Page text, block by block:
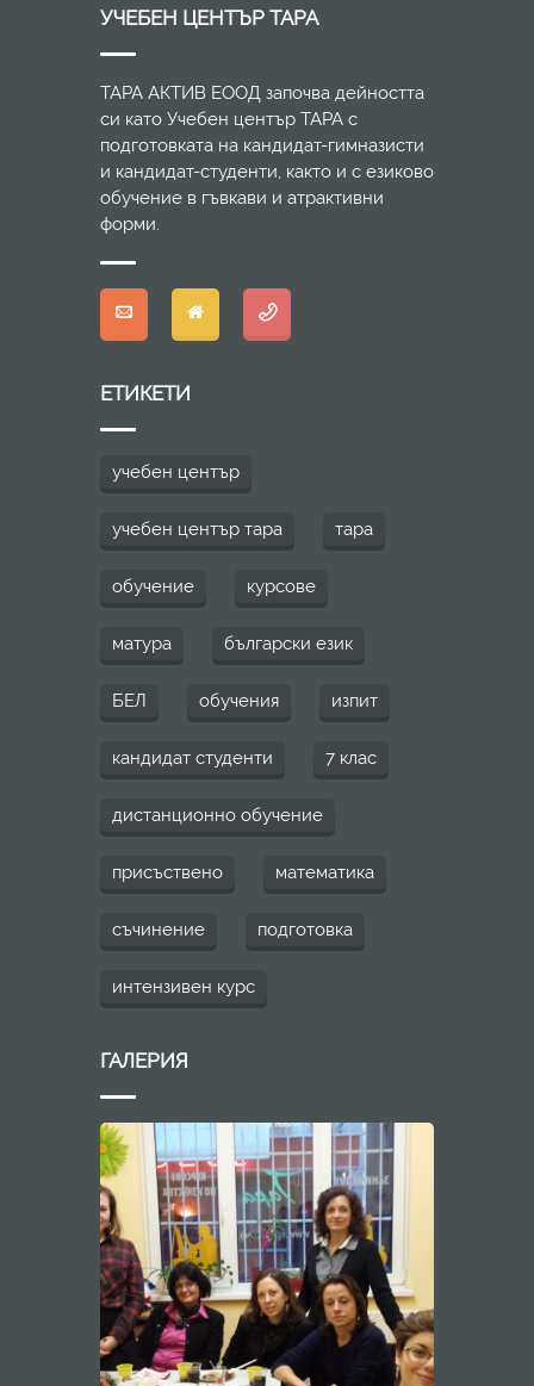
УЧЕБЕН ЦЕНТЪР ТАРА
ТАРА АКТИВ ЕООД започва дейността
си като Учебен център ТАРА с
подготовката на кандидат-гимназисти
и кандидат-студенти, както и с езиково
обучение в гъвкави и атрактивни
форми.
ЕТИКЕТИ
учебен център
учебен център тара тара
обучение курсове
матура български език
БЕЛ обучения изпит
кандидат студенти 7 клас
дистанционно обучение
присъствено математика
съчинение подготовка
интензивен курс
ГАЛЕРИЯ